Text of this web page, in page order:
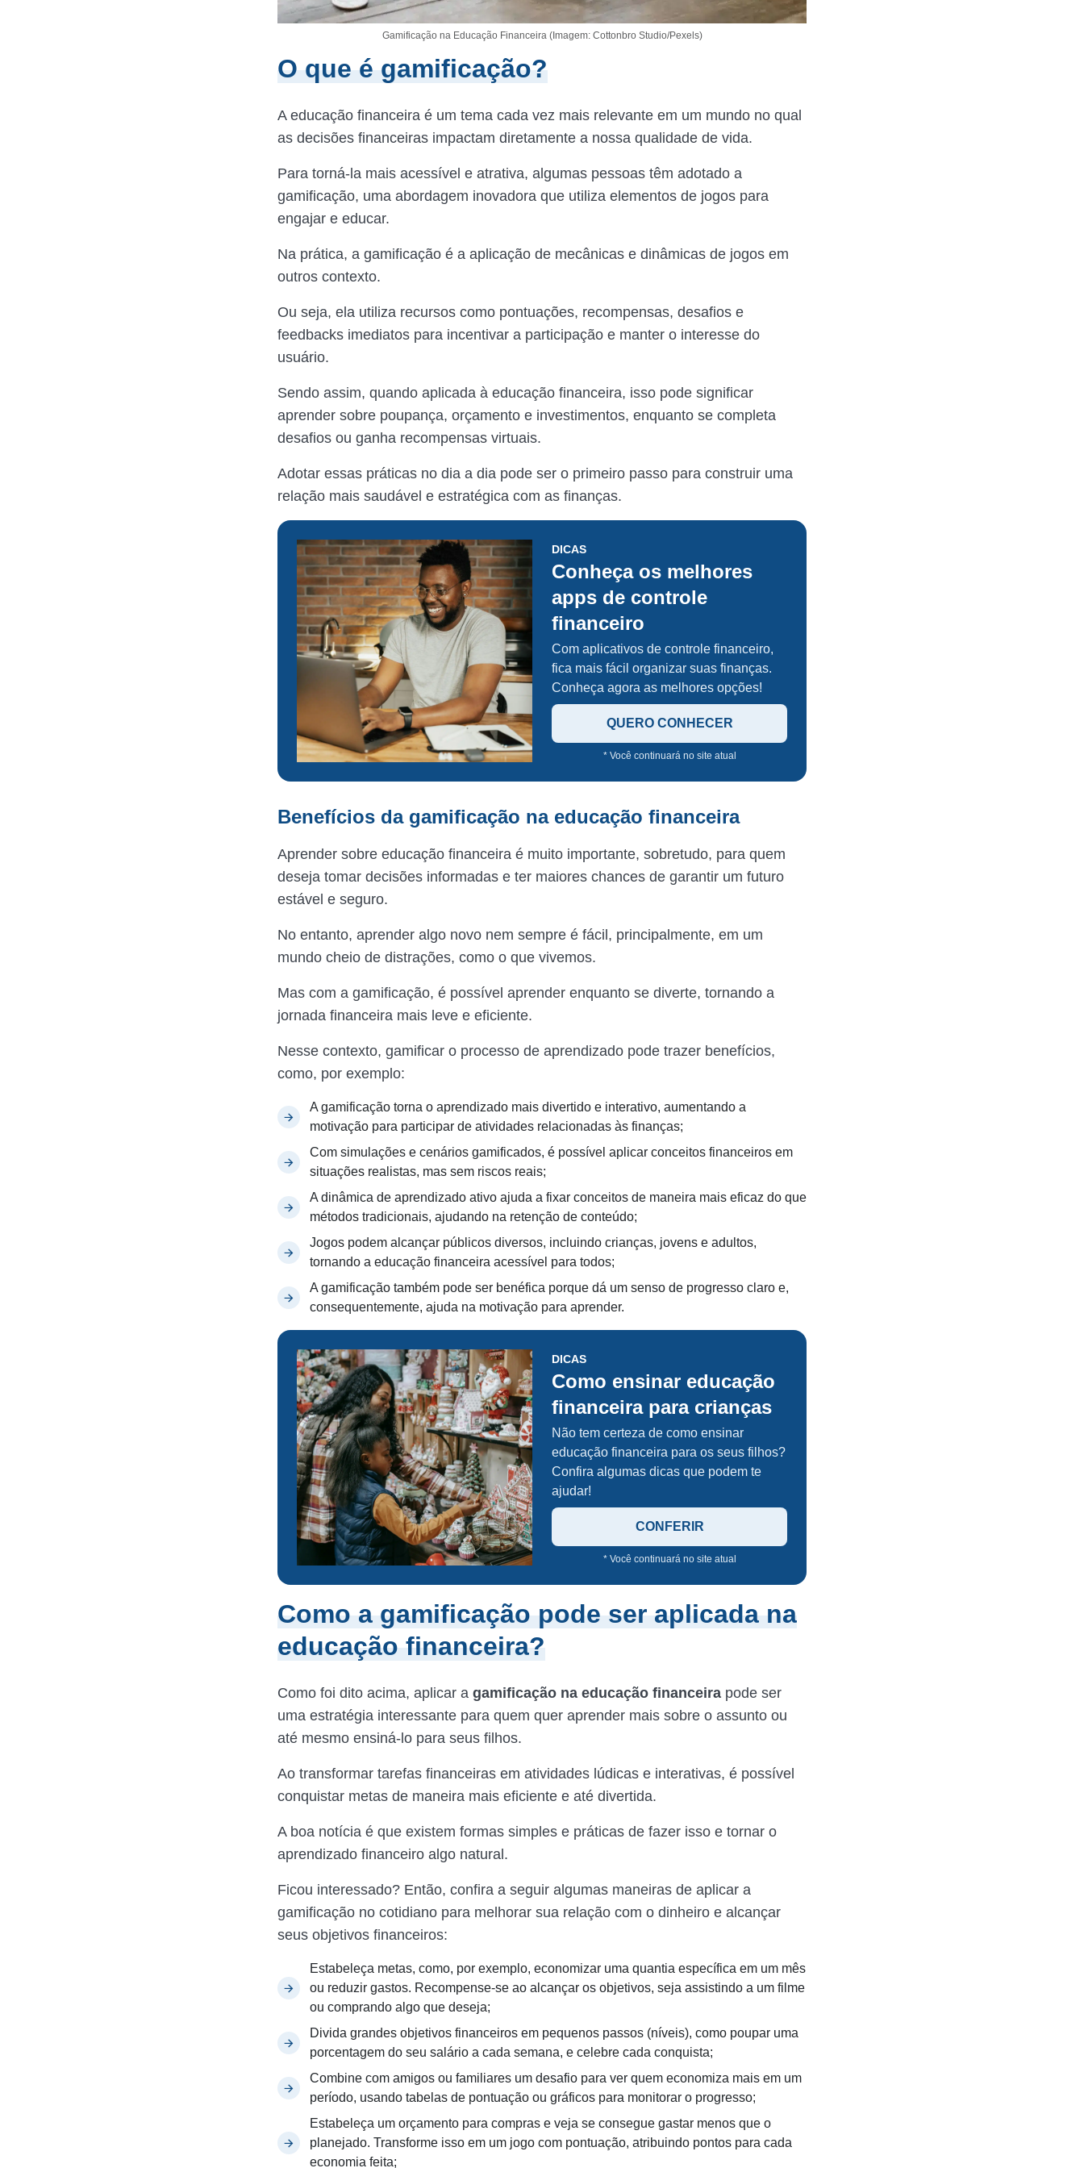
Gamificação na Educação Financeira (Imagem: Cottonbro Studio/Pexels)
O que é gamificação?
A educação financeira é um tema cada vez mais relevante em um mundo no qual
as decisões financeiras impactam diretamente a nossa qualidade de vida.
Para torná-la mais acessível e atrativa, algumas pessoas têm adotado a
gamificação, uma abordagem inovadora que utiliza elementos de jogos para
engajar e educar.
Na prática, a gamificação é a aplicação de mecânicas e dinâmicas de jogos em
outros contexto.
Ou seja, ela utiliza recursos como pontuações, recompensas, desafios e
feedbacks imediatos para incentivar a participação e manter o interesse do
usuário.
Sendo assim, quando aplicada à educação financeira, isso pode significar
aprender sobre poupança, orçamento e investimentos, enquanto se completa
desafios ou ganha recompensas virtuais.
Adotar essas práticas no dia a dia pode ser o primeiro passo para construir uma
relação mais saudável e estratégica com as finanças.
DICAS
Conheça os melhores
apps de controle
financeiro
Com aplicativos de controle financeiro,
fica mais fácil organizar suas finanças.
Conheça agora as melhores opções!
QUERO CONHECER
* Você continuará no site atual
Benefícios da gamificação na educação financeira
Aprender sobre educação financeira é muito importante, sobretudo, para quem
deseja tomar decisões informadas e ter maiores chances de garantir um futuro
estável e seguro.
No entanto, aprender algo novo nem sempre é fácil, principalmente, em um
mundo cheio de distrações, como o que vivemos.
Mas com a gamificação, é possível aprender enquanto se diverte, tornando a
jornada financeira mais leve e eficiente.
Nesse contexto, gamificar o processo de aprendizado pode trazer benefícios,
como, por exemplo:
A gamificação torna o aprendizado mais divertido e interativo, aumentando a
motivação para participar de atividades relacionadas às finanças;
Com simulações e cenários gamificados, é possível aplicar conceitos financeiros em
situações realistas, mas sem riscos reais;
A dinâmica de aprendizado ativo ajuda a fixar conceitos de maneira mais eficaz do que
métodos tradicionais, ajudando na retenção de conteúdo;
Jogos podem alcançar públicos diversos, incluindo crianças, jovens e adultos,
tornando a educação financeira acessível para todos;
A gamificação também pode ser benéfica porque dá um senso de progresso claro e,
consequentemente, ajuda na motivação para aprender.
DICAS
Como ensinar educação
financeira para crianças
Não tem certeza de como ensinar
educação financeira para os seus filhos?
Confira algumas dicas que podem te
ajudar!
CONFERIR
* Você continuará no site atual
Como a gamificação pode ser aplicada na
educação financeira?
Como foi dito acima, aplicar a gamificação na educação financeira pode ser
uma estratégia interessante para quem quer aprender mais sobre o assunto ou
até mesmo ensiná-lo para seus filhos.
Ao transformar tarefas financeiras em atividades lúdicas e interativas, é possível
conquistar metas de maneira mais eficiente e até divertida.
A boa notícia é que existem formas simples e práticas de fazer isso e tornar o
aprendizado financeiro algo natural.
Ficou interessado? Então, confira a seguir algumas maneiras de aplicar a
gamificação no cotidiano para melhorar sua relação com o dinheiro e alcançar
seus objetivos financeiros:
Estabeleça metas, como, por exemplo, economizar uma quantia específica em um mês
ou reduzir gastos. Recompense-se ao alcançar os objetivos, seja assistindo a um filme
ou comprando algo que deseja;
Divida grandes objetivos financeiros em pequenos passos (níveis), como poupar uma
porcentagem do seu salário a cada semana, e celebre cada conquista;
Combine com amigos ou familiares um desafio para ver quem economiza mais em um
período, usando tabelas de pontuação ou gráficos para monitorar o progresso;
Estabeleça um orçamento para compras e veja se consegue gastar menos que o
planejado. Transforme isso em um jogo com pontuação, atribuindo pontos para cada
economia feita;